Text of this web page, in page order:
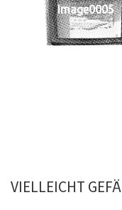
Image0005
VIELLEICHT